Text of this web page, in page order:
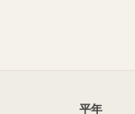
平年